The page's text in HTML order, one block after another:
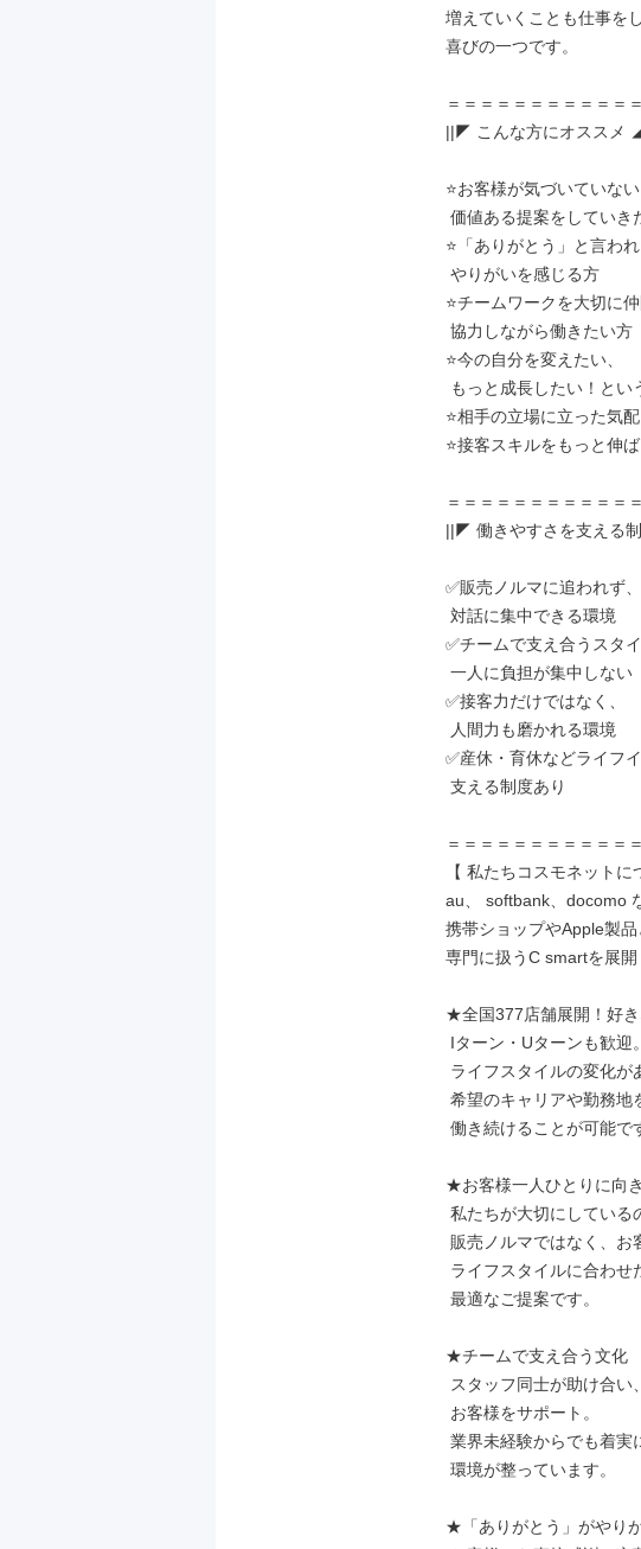
増えていくことも仕事を
喜びの一つです。
＝＝＝＝＝＝＝＝＝＝＝
||◤ こんな方にオススメ
⭐お客様が気づいていな
⭐「ありがとう」と言わ
⭐チームワークを大切に
⭐今の自分を変えたい、
⭐相手の立場に立った気
⭐接客スキルをもっと伸
＝＝＝＝＝＝＝＝＝＝＝
||◤ 働きやすさを支える
✅販売ノルマに追われず
✅チームで支え合うスタ
✅接客力だけではなく、
✅産休・育休などライフ
＝＝＝＝＝＝＝＝＝＝＝
【 私たちコスモネットに
au、 softbank、docomo
携帯ショップやApple製
専門に扱うC smartを展開
★全国377店舗展開！好
★お客様一人ひとりに向
★チームで支え合う文化
★「ありがとう」がやり